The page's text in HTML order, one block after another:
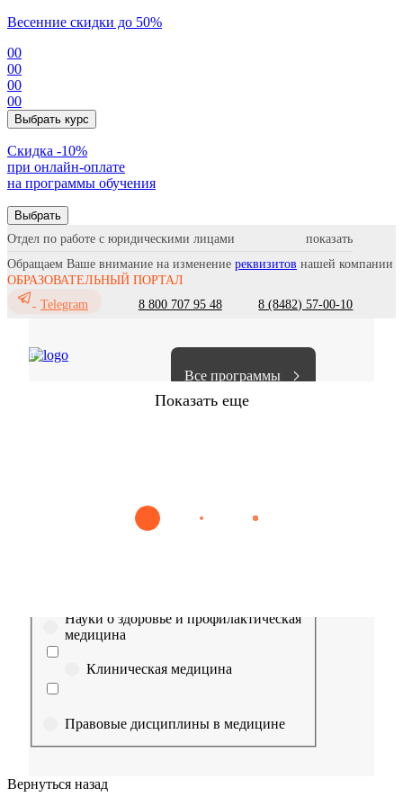
Весенние скидки до 50%
00
00
00
00
Выбрать курс
Cкидка -10%
при онлайн-оплате
на программы обучения
Выбрать
Отдел по работе с юридическими лицами
Обращаем Ваше внимание на изменение реквизитов нашей компании
ОБРАЗОВАТЕЛЬНЫЙ ПОРТАЛ
Telegram
8 800 707 95 48 8 (8482) 57-00-10
Все программы
Показать еще
Сестринское дело Эпидемиология Медицинская помощь
Выберите направление
Науки о здоровье и профилактическая
медицина
Клиническая медицина
Правовые дисциплины в медицине
Вернуться назад